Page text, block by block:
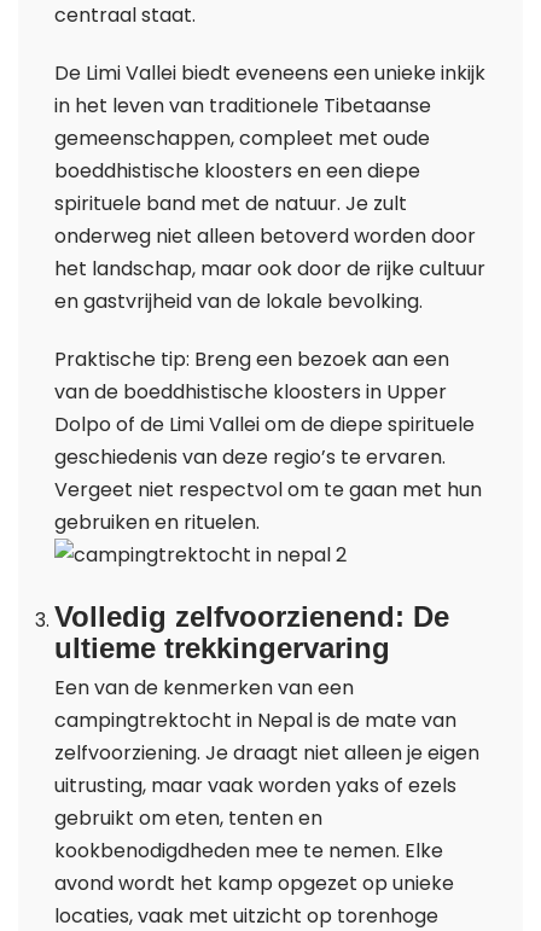
centraal staat.
De Limi Vallei biedt eveneens een unieke inkijk
in het leven van traditionele Tibetaanse
gemeenschappen, compleet met oude
boeddhistische kloosters en een diepe
spirituele band met de natuur. Je zult
onderweg niet alleen betoverd worden door
het landschap, maar ook door de rijke cultuur
en gastvrijheid van de lokale bevolking.
Praktische tip: Breng een bezoek aan een
van de boeddhistische kloosters in Upper
Dolpo of de Limi Vallei om de diepe spirituele
geschiedenis van deze regio’s te ervaren.
Vergeet niet respectvol om te gaan met hun
gebruiken en rituelen.
Volledig zelfvoorzienend: De
ultieme trekkingervaring
Een van de kenmerken van een
campingtrektocht in Nepal is de mate van
zelfvoorziening. Je draagt niet alleen je eigen
uitrusting, maar vaak worden yaks of ezels
gebruikt om eten, tenten en
kookbenodigdheden mee te nemen. Elke
avond wordt het kamp opgezet op unieke
locaties, vaak met uitzicht op torenhoge